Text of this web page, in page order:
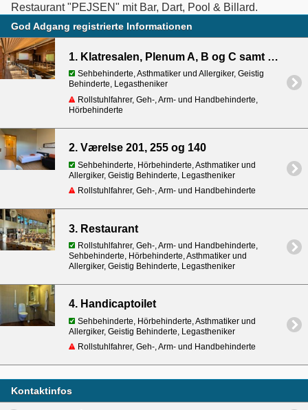
Restaurant "PEJSEN" mit Bar, Dart, Pool & Billard.
God Adgang registrierte Informationen
1. Klatresalen, Plenum A, B og C samt grupperummene 6 - 10
Sehbehinderte, Asthmatiker und Allergiker, Geistig
Behinderte, Legastheniker
Rollstuhlfahrer, Geh-, Arm- und Handbehinderte,
Hörbehinderte
2. Værelse 201, 255 og 140
Sehbehinderte, Hörbehinderte, Asthmatiker und
Allergiker, Geistig Behinderte, Legastheniker
Rollstuhlfahrer, Geh-, Arm- und Handbehinderte
3. Restaurant
Rollstuhlfahrer, Geh-, Arm- und Handbehinderte,
Sehbehinderte, Hörbehinderte, Asthmatiker und
Allergiker, Geistig Behinderte, Legastheniker
4. Handicaptoilet
Sehbehinderte, Hörbehinderte, Asthmatiker und
Allergiker, Geistig Behinderte, Legastheniker
Rollstuhlfahrer, Geh-, Arm- und Handbehinderte
Kontaktinfos